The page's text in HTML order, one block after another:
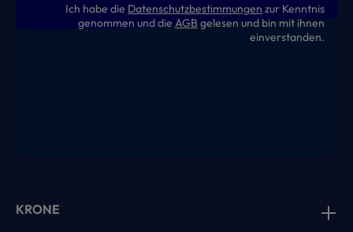
Ich habe die Datenschutzbestimmungen zur Kenntnis
genommen und die AGB gelesen und bin mit ihnen
einverstanden.
KRONE